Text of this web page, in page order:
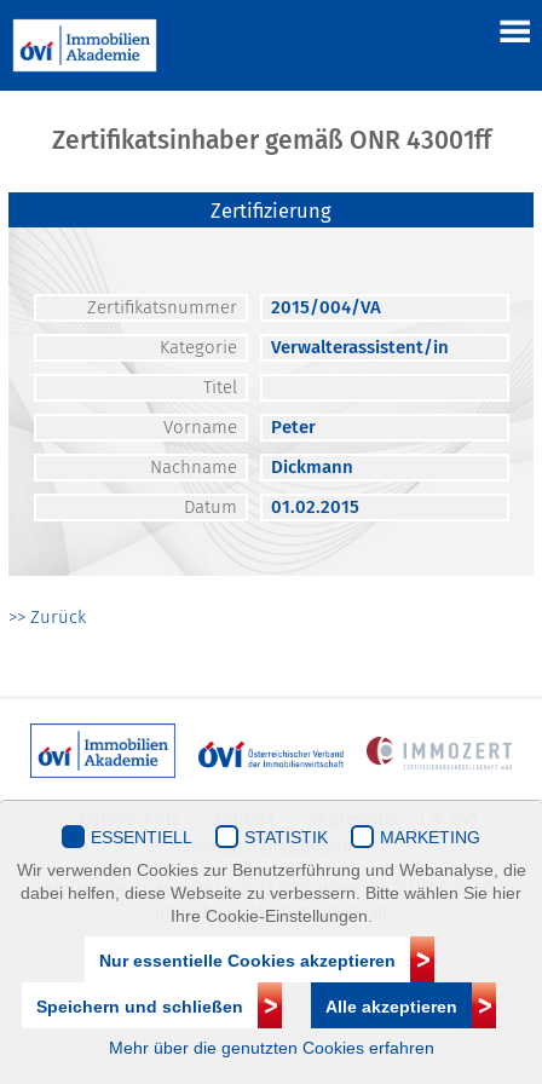
Zertifikatsinhaber gemäß ONR 43001ff
Zertifizierung
Zertifikatsnummer
2015/004/VA
Kategorie
Verwalterassistent/in
Titel
Vorname
Peter
Nachname
Dickmann
Datum
01.02.2015
>> Zurück
Immobilienakademie
Mariahilfer Straße 116/2.OG/2 1070 Wien | +43(1)505 32 50 |
immobilienakademie@ovi.at
ESSENTIELL STATISTIK
MARKETING
Wir verwenden Cookies zur Benutzerführung und Webanalyse, die
dabei helfen, diese Webseite zu verbessern. Bitte wählen Sie hier
Ihre Cookie-Einstellungen.
Nur essentielle Cookies akzeptieren
Speichern und schließen Alle akzeptieren
Mehr über die genutzten Cookies erfahren